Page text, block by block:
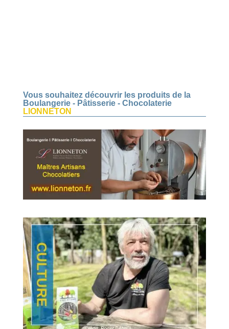
Vous souhaitez découvrir les produits de la
Boulangerie - Pâtisserie - Chocolaterie
LIONNETON